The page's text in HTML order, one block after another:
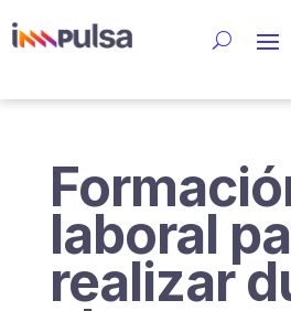
laboral
realizar